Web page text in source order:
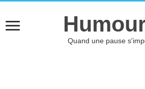
Quand une pause